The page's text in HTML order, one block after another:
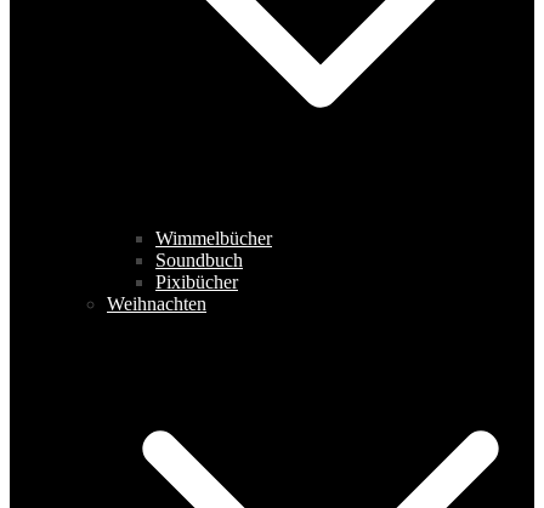
Wimmelbücher
Soundbuch
Pixibücher
Weihnachten